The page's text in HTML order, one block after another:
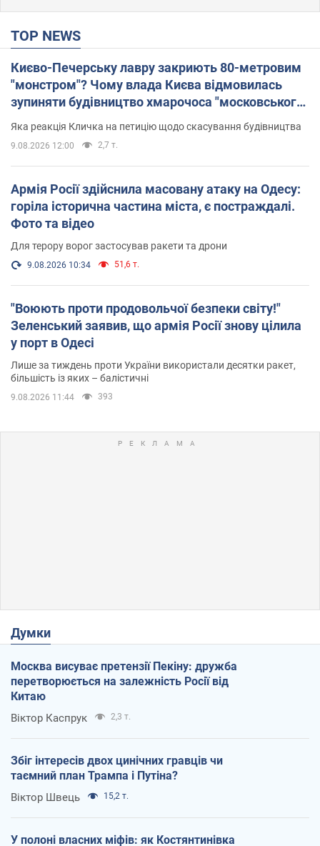
TOP NEWS
Києво-Печерську лавру закриють 80-метровим
"монстром"? Чому влада Києва відмовилась
зупиняти будівництво хмарочоса "московського
вірянина"
Яка реакція Кличка на петицію щодо скасування будівництва
9.08.2026 12:00 2,7 т.
Армія Росії здійснила масовану атаку на Одесу:
горіла історична частина міста, є постраждалі.
Фото та відео
Для терору ворог застосував ракети та дрони
9.08.2026 10:34 51,6 т.
"Воюють проти продовольчої безпеки світу!"
Зеленський заявив, що армія Росії знову цілила
у порт в Одесі
Лише за тиждень проти України використали десятки ракет,
більшість із яких – балістичні
9.08.2026 11:44 393
Думки
Москва висуває претензії Пекіну: дружба
перетворюється на залежність Росії від
Китаю
Віктор Каспрук 2,3 т.
Збіг інтересів двох цинічних гравців чи
таємний план Трампа і Путіна?
Віктор Швець 15,2 т.
У полоні власних міфів: як Костянтинівка